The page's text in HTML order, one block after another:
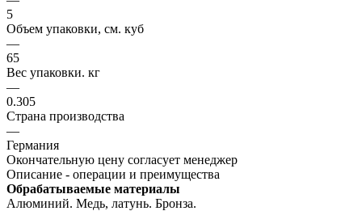
5
Объем упаковки, см. куб
—
65
Вес упаковки. кг
—
0.305
Страна производства
—
Германия
Окончательную цену согласует менеджер
Описание - операции и преимущества
Обрабатываемые материалы
Алюминий. Медь, латунь. Бронза.